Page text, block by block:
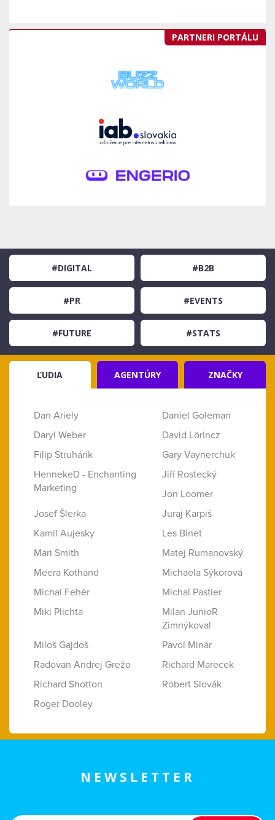
PARTNERI PORTÁLU
#DIGITAL #B2B
#PR #EVENTS
#FUTURE #STATS
ĽUDIA AGENTÚRY ZNAČKY
Dan Ariely
Daniel Goleman
Daryl Weber
David Lörincz
Filip Struhárik
Gary Vaynerchuk
HennekeD - Enchanting
Marketing
Jiří Rostecký
Jon Loomer
Josef Šlerka
Juraj Karpiš
Kamil Aujesky
Les Binet
Mari Smith
Matej Rumanovský
Meera Kothand
Michaela Sýkorová
Michal Fehér
Michal Pastier
Miki Plichta
Milan JunioR
Zimnýkoval
Miloš Gajdoš
Pavol Minár
Radovan Andrej Grežo
Richard Marecek
Richard Shotton
Róbert Slovák
Roger Dooley
NEWSLETTER